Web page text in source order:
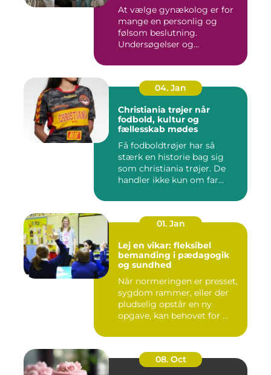
At vælge gynækolog er for
mange en personlig og
følsom beslutning.
Undersøgelser og
04. Jan
Christiania trøjer når
fodbold, kultur og
fællesskab mødes
Få fodboldtrøjer har så
stærk en historie bag sig
som christiania trøjer. De
handler ikke kun om far...
01. Jan
Lej en vikar: fleksibel
bemanding i pædagogik
og sundhed
Når normeringen er presset,
sygdom rammer, eller der
pludselig opstår en ny
opgave, kan behovet for ...
08. Oct